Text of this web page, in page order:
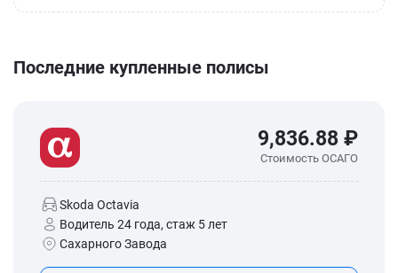
Последние купленные полисы
9,836.88 ₽
Стоимость ОСАГО
Skoda Octavia
Водитель 24 года, стаж 5 лет
Сахарного Завода